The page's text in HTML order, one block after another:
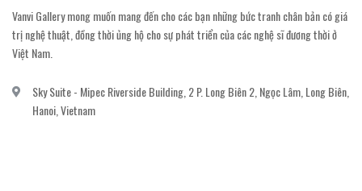
Vanvi Gallery mong muốn mang đến cho các bạn những bức tranh chân bản có giá
trị nghệ thuật, đồng thời ủng hộ cho sự phát triển của các nghệ sĩ đương thời ở
Việt Nam.
Sky Suite - Mipec Riverside Building, 2 P. Long Biên 2, Ngọc Lâm, Long Biên,
Hanoi, Vietnam